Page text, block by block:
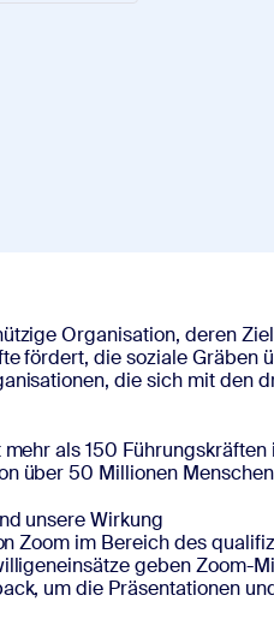
Organisation, deren
fördert, die soziale Gräben
die sich mit den
als 150
über 50 Millionen
unsere Wirkung
Zoom im Bereich des
geben Zoom-
um die Präsentationen